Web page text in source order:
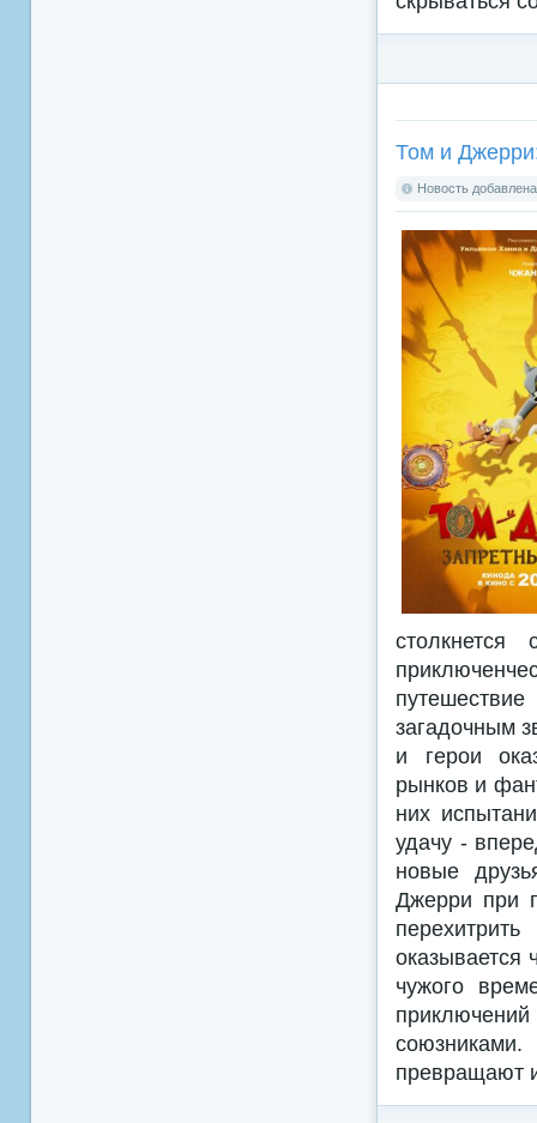
Том и
Новость
загадочным
и герои
рынков и
них
удачу -
новые
Джерри при
оказывается
чужого
превращают